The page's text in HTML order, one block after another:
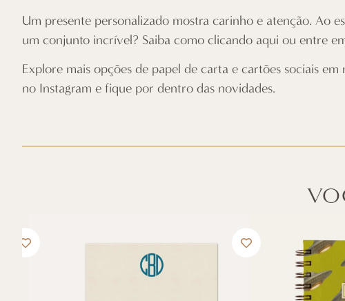
Um presente personalizado mostra carinho e atenção. Ao
um conjunto incrível? Saiba como clicando aqui ou entre
Explore mais opções de papel de carta e cartões sociais em
no Instagram e fique por dentro das novidades.